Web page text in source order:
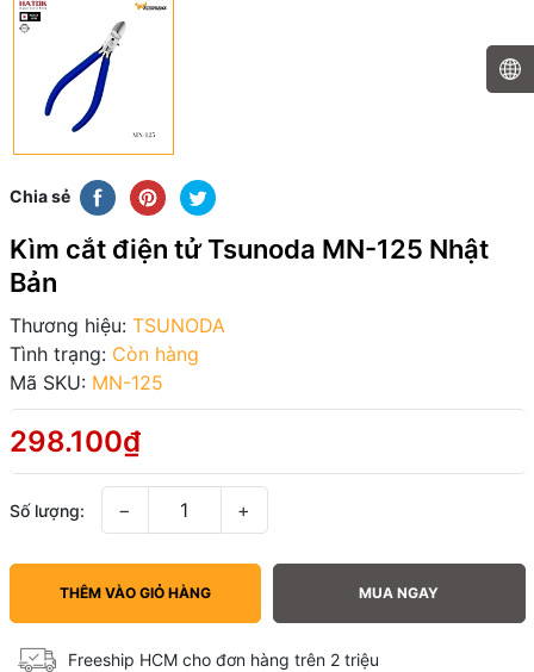
Chia sẻ
Kìm cắt điện tử Tsunoda MN-125 Nhật
Bản
Thương hiệu: TSUNODA
Tình trạng: Còn hàng
Mã SKU: MN-125
298.100₫
Số lượng: − +
THÊM VÀO GIỎ HÀNG MUA NGAY
Freeship HCM cho đơn hàng trên 2 triệu